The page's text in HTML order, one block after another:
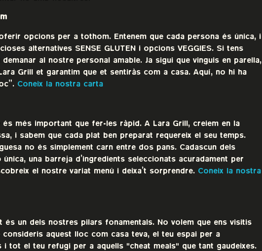
opcions per a tothom. Entenem que cada persona és única, i
alternatives SENSE GLUTEN i opcions VEGGIES. Si tens
al nostre personal amable. Ja sigui que vinguis en parella,
Grill et garantim que et sentiràs com a casa. Aquí, no hi ha
Coneix la nostra carta
més important que fer-les ràpid. A Lara Grill, creiem en la
i sabem que cada plat ben preparat requereix el seu temps.
no és simplement carn entre dos pans. Cadascun dels
una barreja d’ingredients seleccionats acuradament per
el nostre variat menú i deixa’t sorprendre. Coneix la nostra
és un dels nostres pilars fonamentals. No volem que ens visitis
consideris aquest lloc com casa teva, el teu espai per a
i tot el teu refugi per a aquells "cheat meals" que tant gaudeixes.